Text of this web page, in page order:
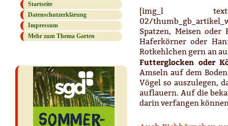
Startseite
Datenschutzerklärung
Impressum
Mehr zum Thema Garten
[img_l
02/
Spatzen, Meisen oder
Haferkörner oder
Rotkehlchen gern an
Futterglocken oder
Amseln auf dem
Vögel so auszulegen,
auflauern. Auf die
darin verfangen